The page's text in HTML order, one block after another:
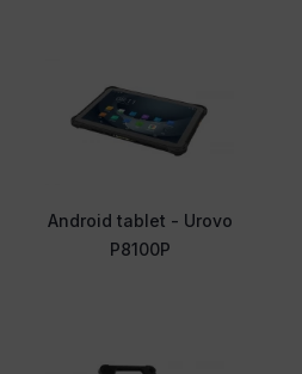
Android tablet - Urovo
P8100P